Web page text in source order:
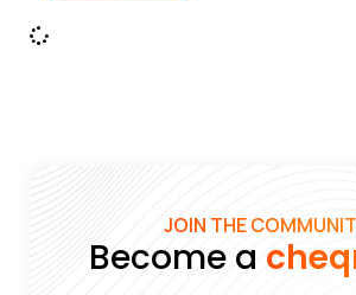
JOIN THE
Become a